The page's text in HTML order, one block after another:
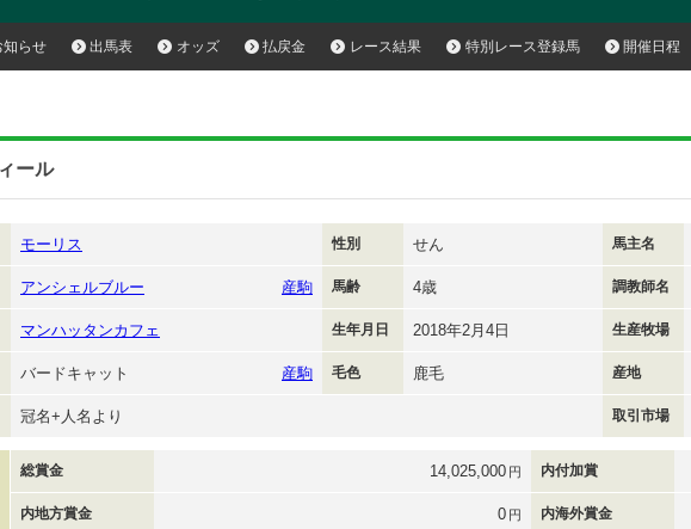
知らせ 出馬表 オッズ 払戻金 レース結果 特別レース登録馬 開催日程
ール
モーリス 性別 せん 馬主名
アンシェルブルー 産駒 馬齢 4歳 調教師名
マンハッタンカフェ 生年月日 2018年2月4日 生産牧場
バードキャット 産駒 毛色 鹿毛 産地
冠名+人名より 取引市場
総賞金 14,025,000 円 内付加賞
内地方賞金 0 円 内海外賞金